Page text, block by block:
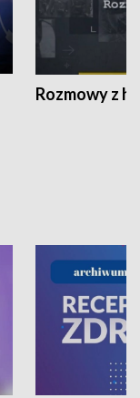
Rozmowy z